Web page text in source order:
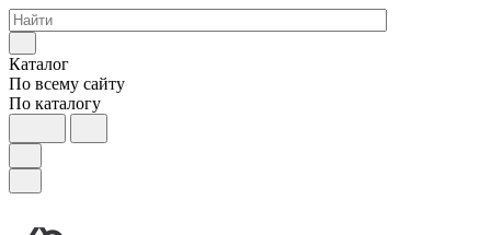
Каталог
По всему сайту
По каталогу